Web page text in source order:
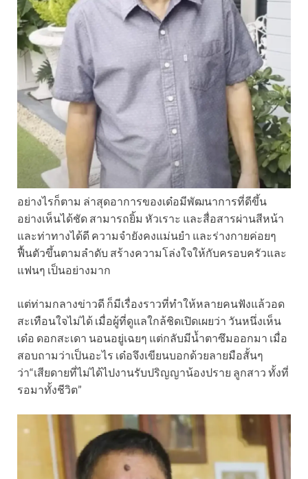
อย่างไรก็ตาม ล่าสุดอาการของเด๋อมีพัฒนาการที่ดีขึ้น
อย่างเห็นได้ชัด สามารถยิ้ม หัวเราะ และสื่อสารผ่านสีหน้า
และท่าทางได้ดี ความจำยังคงแม่นยำ และร่างกายค่อยๆ
ฟื้นตัวขึ้นตามลำดับ สร้างความโล่งใจให้กับครอบครัวและ
แฟนๆ เป็นอย่างมาก
แต่ท่ามกลางข่าวดี ก็มีเรื่องราวที่ทำให้หลายคนฟังแล้วอด
สะเทือนใจไม่ได้ เมื่อผู้ที่ดูแลใกล้ชิดเปิดเผยว่า วันหนึ่งเห็น
เด๋อ ดอกสะเดา นอนอยู่เฉยๆ แต่กลับมีน้ำตาซึมออกมา เมื่อ
สอบถามว่าเป็นอะไร เด๋อจึงเขียนบอกด้วยลายมือสั้นๆ
ว่า“เสียดายที่ไม่ได้ไปงานรับปริญญาน้องปราย ลูกสาว ทั้งที่
รอมาทั้งชีวิต”